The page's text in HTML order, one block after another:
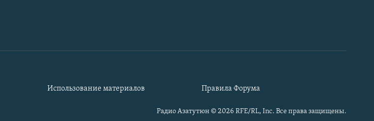
Использование материалов Правила Форума
Радио Азатутюн © 2026 RFE/RL, Inc. Все права защищены.